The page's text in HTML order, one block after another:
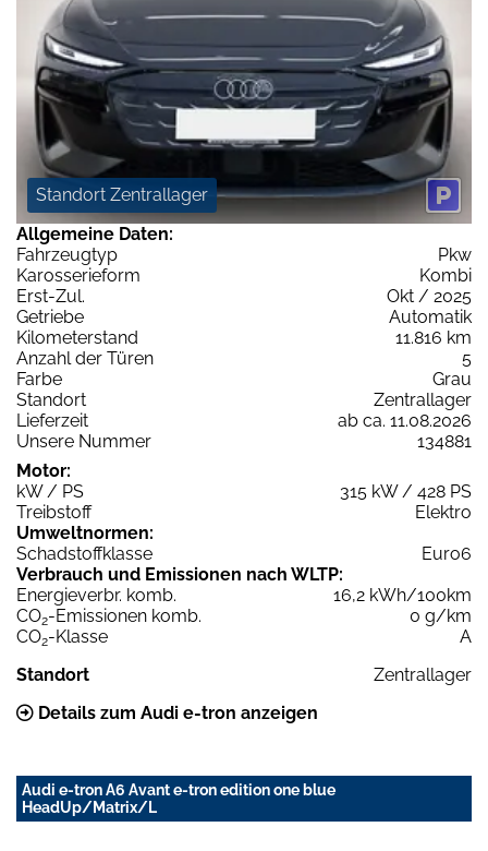
Standort Zentrallager
Allgemeine Daten:
Fahrzeugtyp
Pkw
Karosserieform
Kombi
Erst-Zul.
Okt / 2025
Getriebe
Automatik
Kilometerstand
11.816 km
Anzahl der Türen
5
Farbe
Grau
Standort
Zentrallager
Lieferzeit
ab ca. 11.08.2026
Unsere Nummer
134881
Motor:
kW / PS
315 kW / 428 PS
Treibstoff
Elektro
Umweltnormen:
Schadstoffklasse
Euro6
Verbrauch und Emissionen nach WLTP:
Energieverbr. komb.
16,2 kWh/100km
CO2-Emissionen komb.
0 g/km
CO2-Klasse
A
Standort
Zentrallager
Details zum Audi e-tron anzeigen
Audi e-tron A6 Avant e-tron edition one blue
HeadUp/Matrix/L